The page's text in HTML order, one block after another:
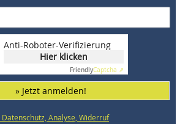
Anti-Roboter-Verifizierung
Hier klicken
FriendlyCaptcha ⇗
» Jetzt anmelden!
Analyse, Widerruf